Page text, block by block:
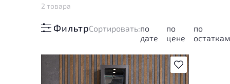
2 товара
ФильтрCортировать:по
дате
по
цене
по
В избранное